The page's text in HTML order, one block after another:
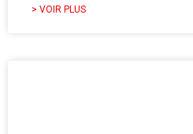
> VOIR PLUS